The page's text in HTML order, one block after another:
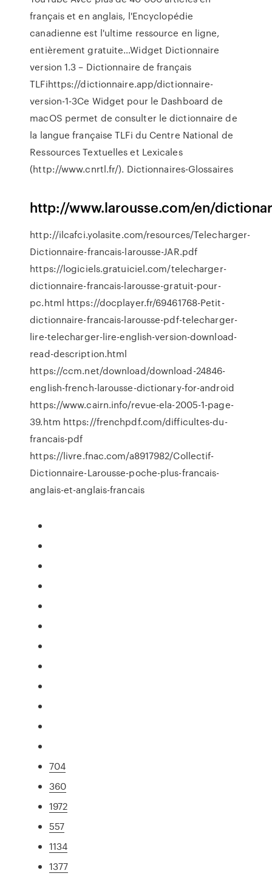
français et en anglais, l'Encyclopédie
canadienne est l'ultime ressource en ligne,
entièrement gratuite…Widget Dictionnaire
version 1.3 – Dictionnaire de français
TLFihttps://dictionnaire.app/dictionnaire-
version-1-3Ce Widget pour le Dashboard de
macOS permet de consulter le dictionnaire de
la langue française TLFi du Centre National de
Ressources Textuelles et Lexicales
(http://www.cnrtl.fr/). Dictionnaires-Glossaires
http://www.larousse.com/en/
http://ilcafci.yolasite.com/resources/Telecharger-
Dictionnaire-francais-larousse-JAR.pdf
https://logiciels.gratuiciel.com/telecharger-
dictionnaire-francais-larousse-gratuit-pour-
pc.html https://docplayer.fr/69461768-Petit-
dictionnaire-francais-larousse-pdf-telecharger-
lire-telecharger-lire-english-version-download-
read-description.html
https://ccm.net/download/download-24846-
english-french-larousse-dictionary-for-android
https://www.cairn.info/revue-ela-2005-1-page-
39.htm https://frenchpdf.com/difficultes-du-
francais-pdf
https://livre.fnac.com/a8917982/Collectif-
Dictionnaire-Larousse-poche-plus-francais-
anglais-et-anglais-francais
704
360
1972
557
1134
1377